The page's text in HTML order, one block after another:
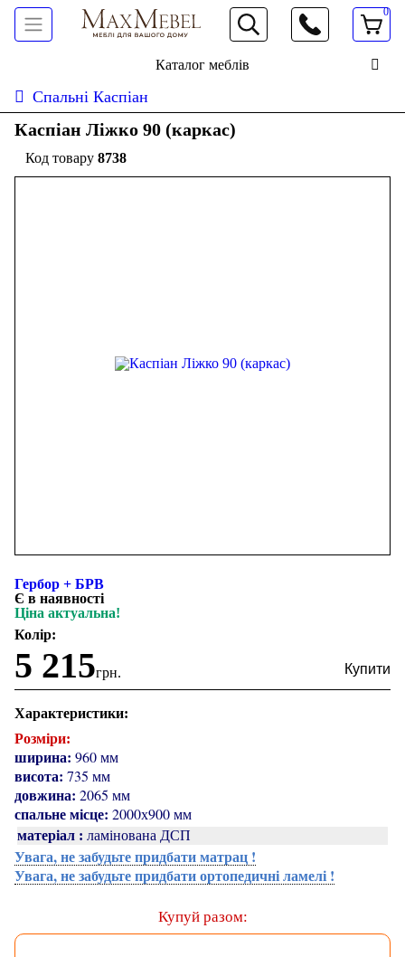
066 472 19 61
0
Каталог меблів
Спальнi Каспіан
Каспіан Ліжко 90 (каркас)
8738
Гербор + БРВ
Є в наявності
Ціна актуальна!
Колір:
5 215грн.
Характеристики:
Розміри:
ширина: 960 мм
висота: 735 мм
довжина: 2065 мм
спальне місце: 2000х900 мм
матеріал : ламінована ДСП
Увага, не забудьте придбати матрац !
Увага, не забудьте придбати ортопедичні ламелі !
Купуй разом: